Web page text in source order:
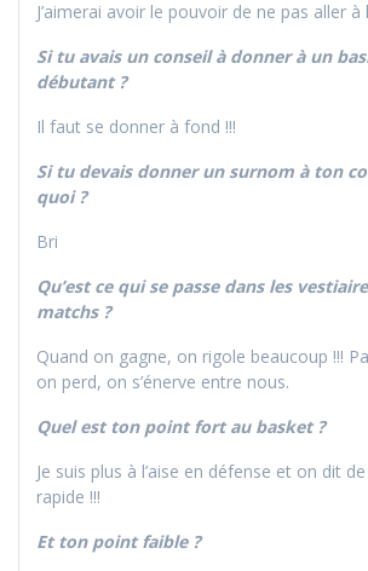
J’aimerai avoir le pouvoir de ne pas aller à
Si tu avais un conseil à donner à un
débutant ?
Il faut se donner à fond !!!
Si tu devais donner un surnom à ton
quoi ?
Bri
Qu’est ce qui se passe dans les
matchs ?
Quand on gagne, on rigole beaucoup !!!
on perd, on s’énerve entre nous.
Quel est ton point fort au basket ?
Je suis plus à l’aise en défense et on dit
rapide !!!
Et ton point faible ?